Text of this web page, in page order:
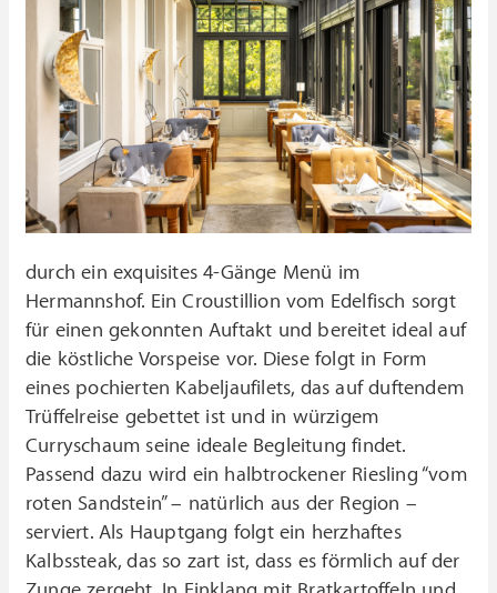
durch ein exquisites 4-Gänge Menü im
Hermannshof. Ein Croustillion vom Edelfisch sorgt
für einen gekonnten Auftakt und bereitet ideal auf
die köstliche Vorspeise vor. Diese folgt in Form
eines pochierten Kabeljaufilets, das auf duftendem
Trüffelreise gebettet ist und in würzigem
Curryschaum seine ideale Begleitung findet.
Passend dazu wird ein halbtrockener Riesling “vom
roten Sandstein” – natürlich aus der Region –
serviert. Als Hauptgang folgt ein herzhaftes
Kalbssteak, das so zart ist, dass es förmlich auf der